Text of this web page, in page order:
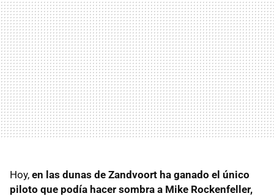
Hoy, en las dunas de Zandvoort ha ganado el único
piloto que podía hacer sombra a Mike Rockenfeller,